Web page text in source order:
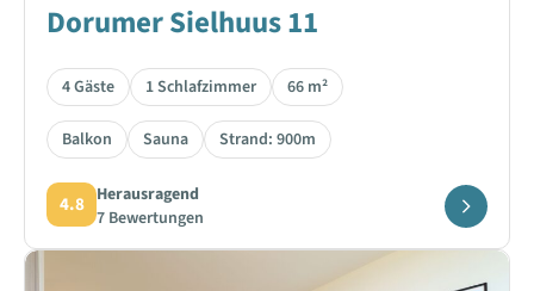
Dorumer Sielhuus 11
4 Gäste 1 Schlafzimmer 66 m²
Balkon Sauna Strand: 900m
4.8 Herausragend
7 Bewertungen